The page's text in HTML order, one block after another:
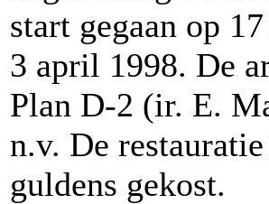
start gegaan op
3 april 1998. De
Plan D-2 (ir. E.
n.v. De
guldens gekost.